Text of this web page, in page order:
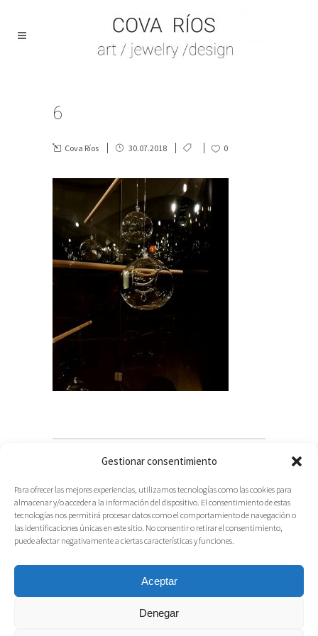
Gestionar consentimiento
Para ofrecer las mejores experiencias, utilizamos tecnologías como las cookies para
almacenar y/o acceder a la información del dispositivo. El consentimiento de estas
tecnologías nos permitirá procesar datos como el comportamiento de navegación o
las identificaciones únicas en este sitio. No consentir o retirar el consentimiento,
puede afectar negativamente a ciertas características y funciones.
Aceptar
Denegar
6
Cova Ríos 30.07.2018 0